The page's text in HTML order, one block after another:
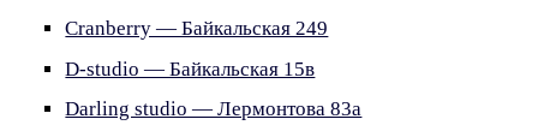
Cranberry — Байкальская 249
D-studio — Байкальская 15в
Darling studio — Лермонтова 83а